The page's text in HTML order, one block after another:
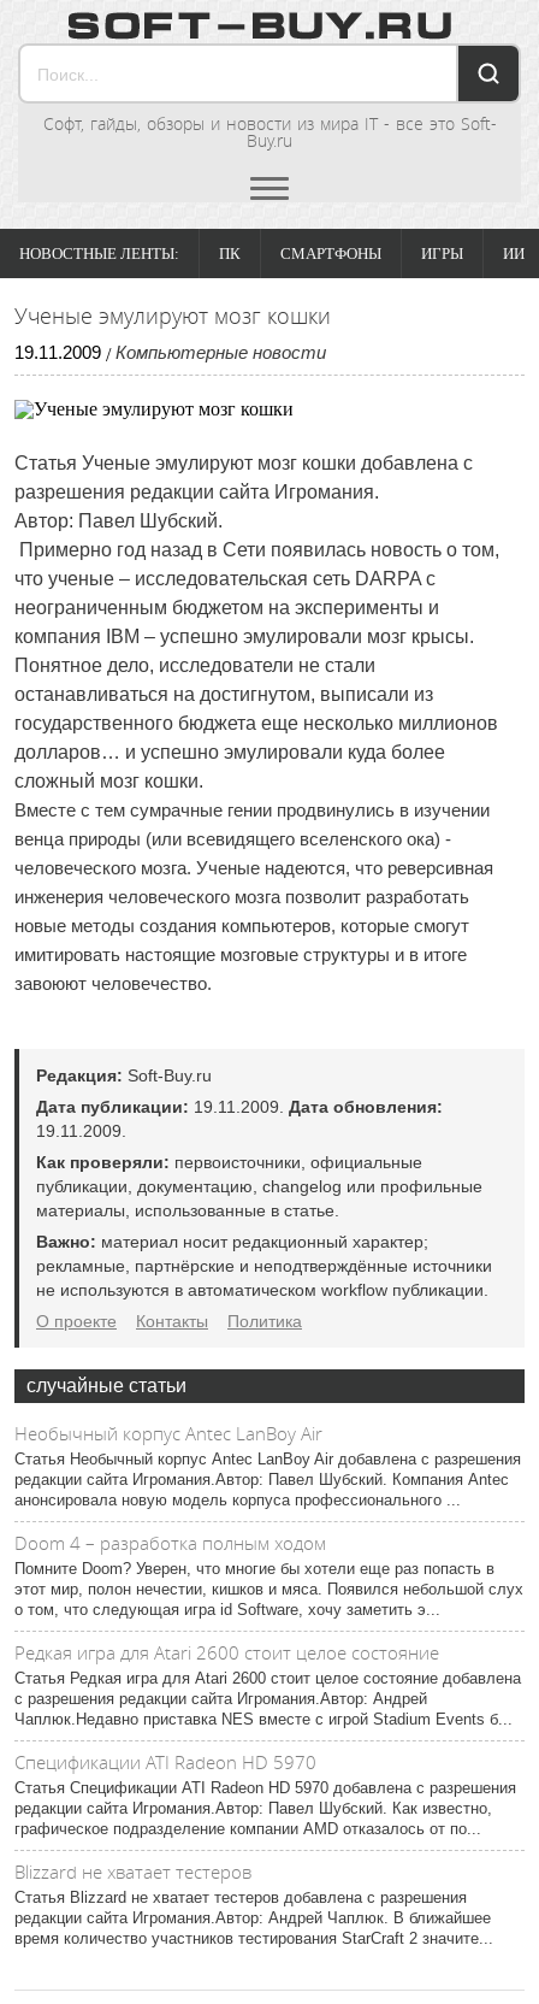
Софт, гайды, обзоры и новости из мира IT - все это Soft-
Buy.ru
НОВОСТНЫЕ ЛЕНТЫ: ПК СМАРТФОНЫ ИГРЫ ИИ
Ученые эмулируют мозг кошки
19.11.2009 / Компьютерные новости
Статья Ученые эмулируют мозг кошки добавлена с
разрешения редакции сайта Игромания.
Автор: Павел Шубский.
Примерно год назад в Сети появилась новость о том,
что ученые – исследовательская сеть DARPA с
неограниченным бюджетом на эксперименты и
компания IBM – успешно эмулировали мозг крысы.
Понятное дело, исследователи не стали
останавливаться на достигнутом, выписали из
государственного бюджета еще несколько миллионов
долларов… и успешно эмулировали куда более
сложный мозг кошки.
Вместе с тем сумрачные гении продвинулись в изучении
венца природы (или всевидящего вселенского ока) -
человеческого мозга. Ученые надеются, что реверсивная
инженерия человеческого мозга позволит разработать
новые методы создания компьютеров, которые смогут
имитировать настоящие мозговые структуры и в итоге
завоюют человечество.
Редакция: Soft-Buy.ru
Дата публикации: 19.11.2009. Дата обновления:
19.11.2009.
Как проверяли: первоисточники, официальные
публикации, документацию, changelog или профильные
материалы, использованные в статье.
Важно: материал носит редакционный характер;
рекламные, партнёрские и неподтверждённые источники
не используются в автоматическом workflow публикации.
О проекте
Контакты Политика
случайные статьи
Необычный корпус Antec LanBoy Air
Статья Необычный корпус Antec LanBoy Air добавлена с разрешения
редакции сайта Игромания.Автор: Павел Шубский. Компания Antec
анонсировала новую модель корпуса профессионального ...
Doom 4 – разработка полным ходом
Помните Doom? Уверен, что многие бы хотели еще раз попасть в
этот мир, полон нечестии, кишков и мяса. Появился небольшой слух
о том, что следующая игра id Software, хочу заметить э...
Редкая игра для Atari 2600 стоит целое состояние
Статья Редкая игра для Atari 2600 стоит целое состояние добавлена
с разрешения редакции сайта Игромания.Автор: Андрей
Чаплюк.Недавно приставка NES вместе с игрой Stadium Events б...
Спецификации ATI Radeon HD 5970
Статья Спецификации ATI Radeon HD 5970 добавлена с разрешения
редакции сайта Игромания.Автор: Павел Шубский. Как известно,
графическое подразделение компании AMD отказалось от по...
Blizzard не хватает тестеров
Статья Blizzard не хватает тестеров добавлена с разрешения
редакции сайта Игромания.Автор: Андрей Чаплюк. В ближайшее
время количество участников тестирования StarCraft 2 значите...